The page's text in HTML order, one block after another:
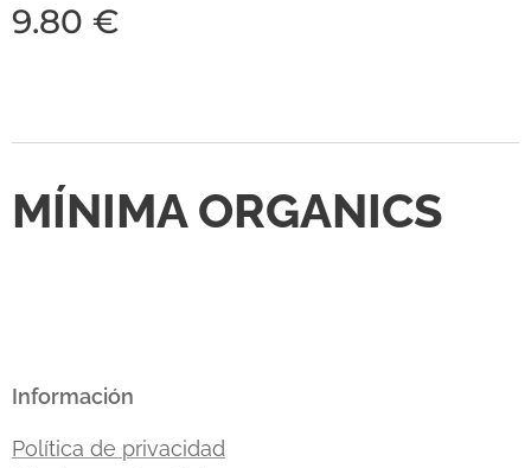
9.80 €
MÍNIMA ORGANICS
Información
Política de privacidad